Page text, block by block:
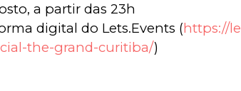
a partir das 23h
digital do Lets.Events (https://
the-grand-curitiba/)